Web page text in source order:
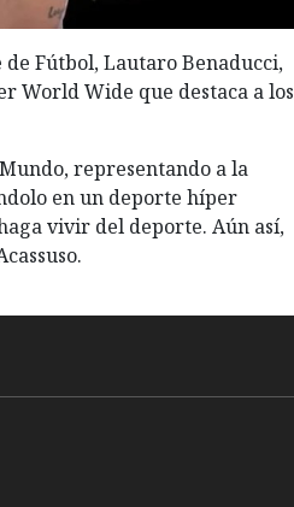
Fútbol, Lautaro Benaducci,
World Wide que destaca a los
representando a la
en un deporte híper
vivir del deporte. Aún así,